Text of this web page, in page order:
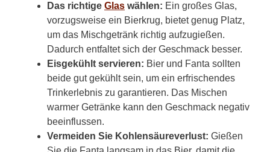
Das richtige Glas wählen: Ein großes Glas,
vorzugsweise ein Bierkrug, bietet genug Platz,
um das Mischgetränk richtig aufzugießen.
Dadurch entfaltet sich der Geschmack besser.
Eisgekühlt servieren: Bier und Fanta sollten
beide gut gekühlt sein, um ein erfrischendes
Trinkerlebnis zu garantieren. Das Mischen
warmer Getränke kann den Geschmack negativ
beeinflussen.
Vermeiden Sie Kohlensäureverlust: Gießen